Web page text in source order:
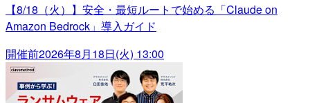
【8/18（火）】安全・最短ルートで始める「Claude on
Amazon Bedrock」導入ガイド
開催前2026年8月18日(火) 13:00